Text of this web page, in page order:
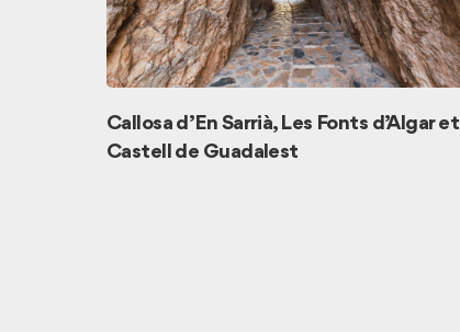
Callosa d’En Sarrià, Les Fonts d’Algar et
Castell de Guadalest